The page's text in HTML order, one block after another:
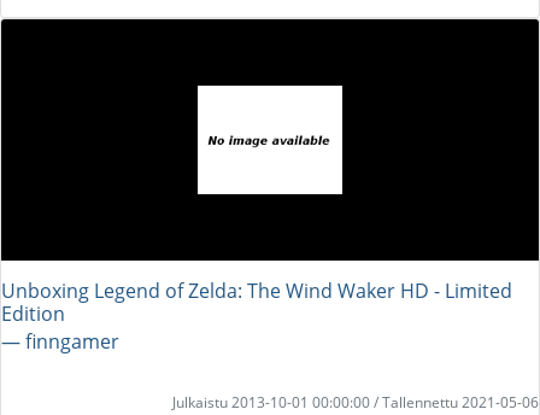
Unboxing Legend of Zelda: The Wind Waker HD - Limited
Edition
― finngamer
Julkaistu 2013-10-01 00:00:00 / Tallennettu 2021-05-06